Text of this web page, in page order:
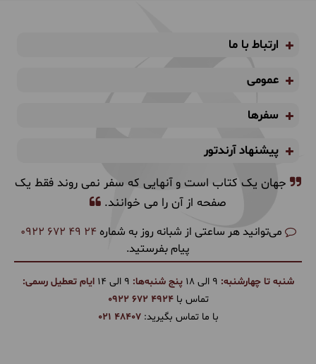
ارتباط با ما
عمومی
سفرها
پیشنهاد آرندتور
جهان یک کتاب است و آنهایی که سفر نمی روند فقط یک
صفحه از آن را می خوانند.
می‌توانید هر ساعتی از شبانه روز به شماره 0922 672 49 24
پیام بفرستید.
شنبه تا چهارشنبه: پنج شنبه‌ها:
ایام تعطیل رسمی:
تماس با0922 672 4924
با ما تماس بگیرید:021 48407